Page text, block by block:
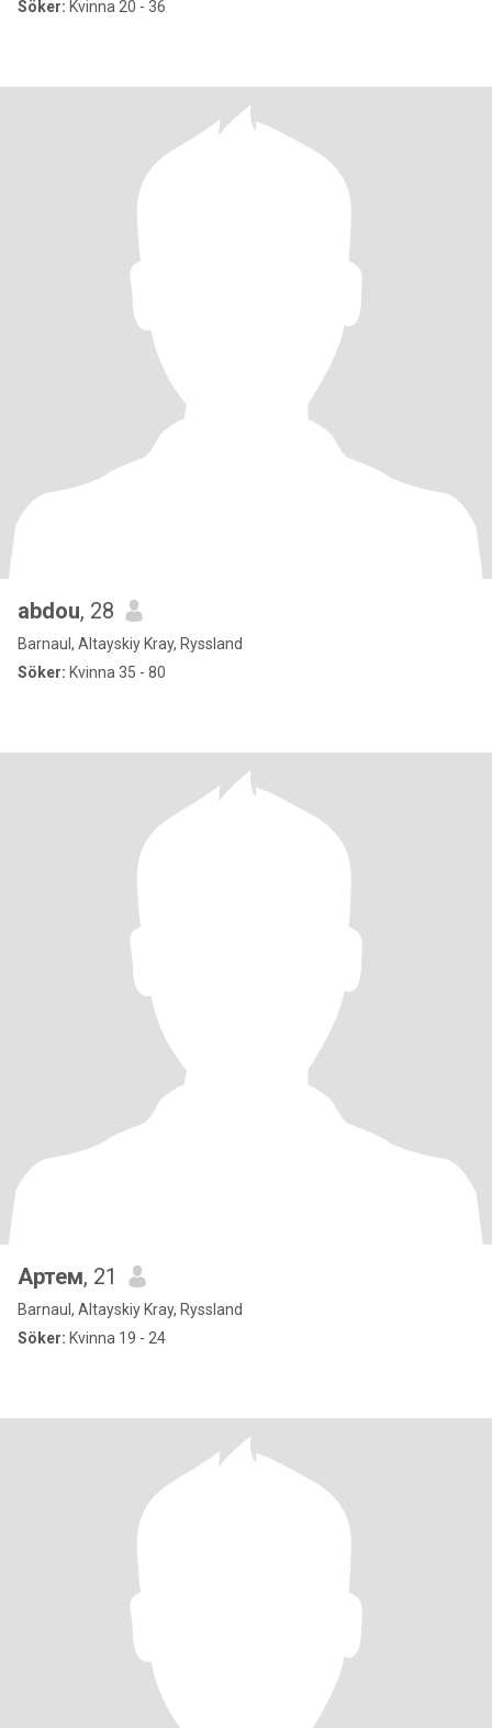
Söker: Kvinna 20 - 36
abdou, 28
Barnaul, Altayskiy Kray, Ryssland
Söker: Kvinna 35 - 80
Артем, 21
Barnaul, Altayskiy Kray, Ryssland
Söker: Kvinna 19 - 24